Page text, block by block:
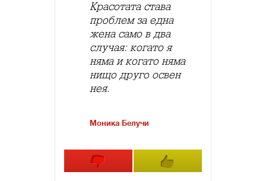
Красотата става
проблем за една
жена само в два
случая: когато я
няма и когато няма
нищо друго освен
нея.
Моника Белучи